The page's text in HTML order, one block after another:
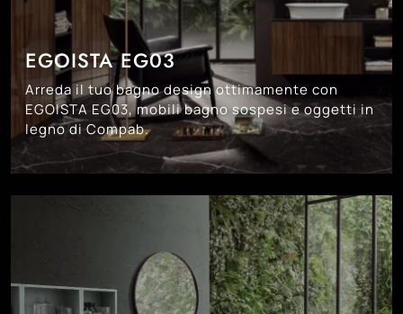
EGOISTA EG03
Arreda il tuo bagno design ottimamente con
EGOISTA EG03, mobili bagno sospesi e oggetti in
legno di Compab.